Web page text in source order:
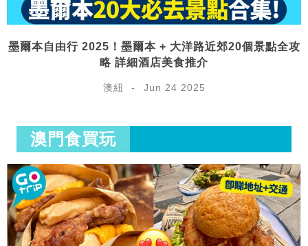
墨爾本自由行 2025！墨爾本 + 大洋路近郊20個景點全攻
略 詳細酒店美食推介
澳紐 Jun 24 2025
澳門食買玩